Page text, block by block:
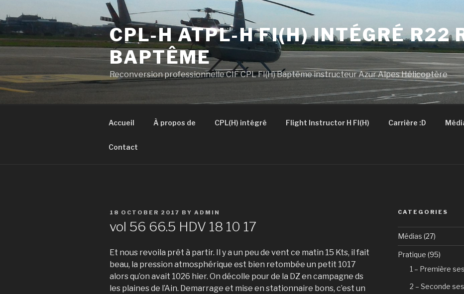
to
content
CPL-H ATPL-H FI(H) INTÉGRÉ R22
BAPTÊME
Reconversion professionnelle CIF CPL FI(H) Baptême instructeur Azur Alpes Hélicoptère
Accueil À propos de CPL(H) intégré Flight Instructor H FI(H) Carrière :D
Contact
POSTED
18 OCTOBER 2017 BY ADMIN
vol 56 66.5 HDV 18 10 17
Et nous revoila prêt à partir. Il y a un peu de vent ce matin 15 Kts, il fait
beau, la pression atmosphérique est bien retombée un petit 1017
alors qu’on avait 1026 hier. On décolle pour de la DZ en campagne ds
les plaines de l’Ain. Demarrage et mise en stationnaire bons, c’est un
CATEGORIES
Médias (27)
Pratique (95)
1 – Première
2 – Seconde